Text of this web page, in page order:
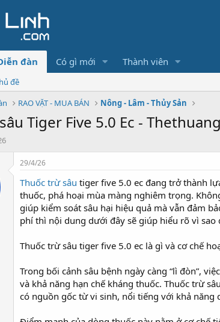
đàn Có gì mới Thành viên
đề
RAO VẶT - MUA BÁN Nông - Lâm - Thủy Sản
Tiger Five 5.0 Ec -
29/4/26
Thuốc trừ sâu tiger five 5.0 ec đang trở thành
thuốc, phá hoại mùa màng nghiêm trọng.
giúp kiểm soát sâu hại hiệu quả mà vẫn đảm
phí thì nội dung dưới đây sẽ giúp hiểu rõ vì
Thuốc trừ sâu tiger five 5.0 ec là gì và cơ chế
Trong bối cảnh sâu bệnh ngày càng “lì đòn”,
và khả năng hạn chế kháng thuốc. Thuốc trừ
có nguồn gốc từ vi sinh, nổi tiếng với khả năng